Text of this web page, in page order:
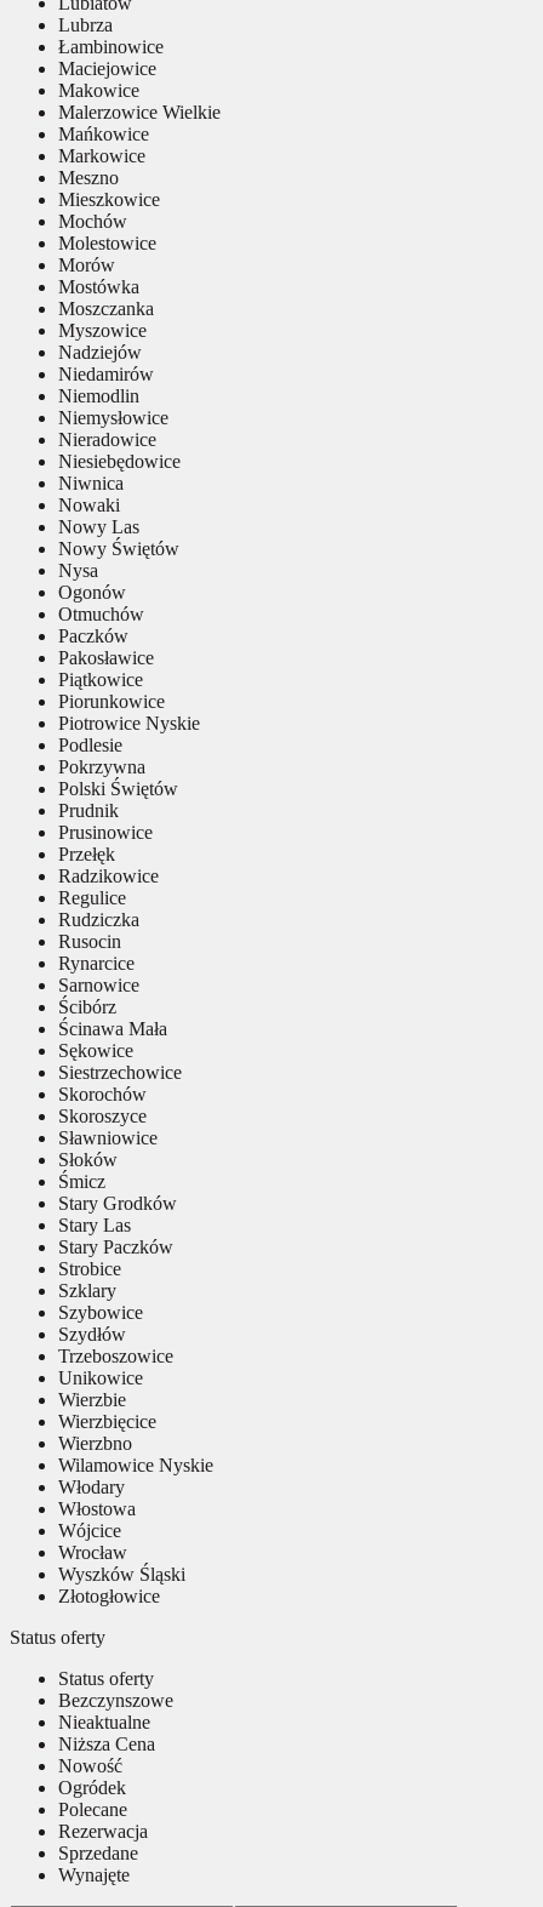
Lubrza
Łambinowice
Maciejowice
Makowice
Malerzowice Wielkie
Mańkowice
Markowice
Meszno
Mieszkowice
Mochów
Molestowice
Morów
Mostówka
Moszczanka
Myszowice
Nadziejów
Niedamirów
Niemodlin
Niemysłowice
Nieradowice
Niesiebędowice
Niwnica
Nowaki
Nowy Las
Nowy Świętów
Nysa
Ogonów
Otmuchów
Paczków
Pakosławice
Piątkowice
Piorunkowice
Piotrowice Nyskie
Podlesie
Pokrzywna
Polski Świętów
Prudnik
Prusinowice
Przełęk
Radzikowice
Regulice
Rudziczka
Rusocin
Rynarcice
Sarnowice
Ścibórz
Ścinawa Mała
Sękowice
Siestrzechowice
Skorochów
Skoroszyce
Sławniowice
Słoków
Śmicz
Stary Grodków
Stary Las
Stary Paczków
Strobice
Szklary
Szybowice
Szydłów
Trzeboszowice
Unikowice
Wierzbie
Wierzbięcice
Wierzbno
Wilamowice Nyskie
Włodary
Włostowa
Wójcice
Wrocław
Wyszków Śląski
Złotogłowice
Status oferty
Status oferty
Bezczynszowe
Nieaktualne
Niższa Cena
Nowość
Ogródek
Polecane
Rezerwacja
Sprzedane
Wynajęte